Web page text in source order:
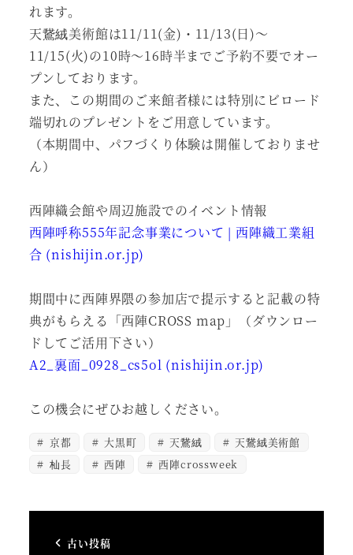
れます。
天鵞絨美術館は11/11(金)・11/13(日)～
11/15(火)の10時～16時半までご予約不要でオー
プンしております。
また、この期間のご来館者様には特別にビロード
端切れのプレゼントをご用意しています。
（本期間中、パフづくり体験は開催しておりませ
ん）
西陣織会館や周辺施設でのイベント情報
西陣呼称555年記念事業について | 西陣織工業組
合 (nishijin.or.jp)
期間中に西陣界隈の参加店で提示すると記載の特
典がもらえる「西陣CROSS map」（ダウンロー
ドしてご活用下さい）
A2_裏面_0928_cs5ol (nishijin.or.jp)
この機会にぜひお越しください。
京都 大黒町 天鵞絨
天鵞絨美術館
杣長
西陣 西陣crossweek
古い投稿